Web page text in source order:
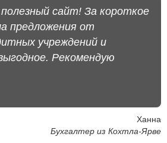
сайт! За короткое
предложения от
учреждений и
Рекомендую
Ханна
Бухгалтер из Кохтла-Ярве